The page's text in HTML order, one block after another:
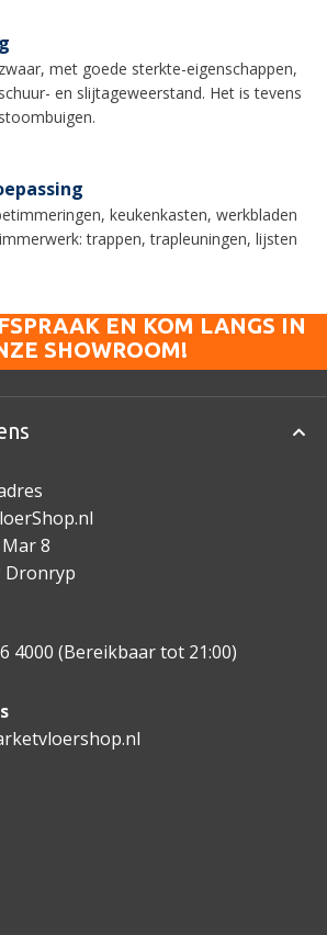
met goede sterkte-eigenschappen,
en slijtageweerstand. Het is tevens
keukenkasten, werkbladen
trappen, trapleuningen, lijsten
EN KOM LANGS IN
SHOWROOM!
8
Dronryp
4000 (Bereikbaar tot 21:00)